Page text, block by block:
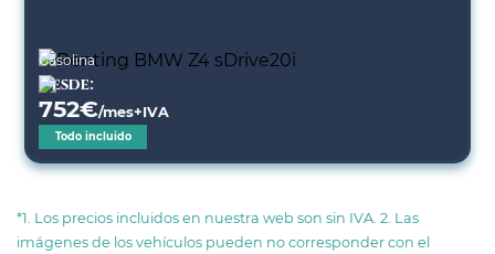
Gasolina
Desde:
752€/mes+IVA
Todo incluido
*1. Los precios incluidos en nuestra web son sin IVA. 2. Las
imágenes de los vehículos pueden no corresponder con el